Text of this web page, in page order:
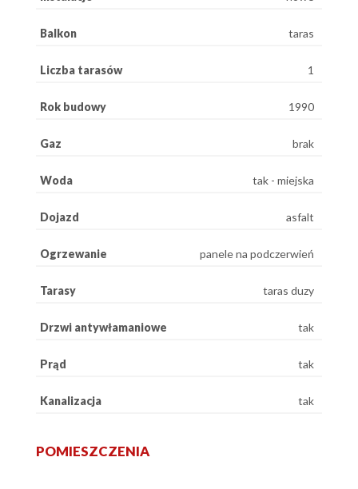
Balkon taras
Liczba tarasów 1
Rok budowy 1990
Gaz brak
Woda tak - miejska
Dojazd asfalt
Ogrzewanie panele na podczerwień
Tarasy taras duzy
Drzwi antywłamaniowe tak
Prąd tak
Kanalizacja tak
POMIESZCZENIA